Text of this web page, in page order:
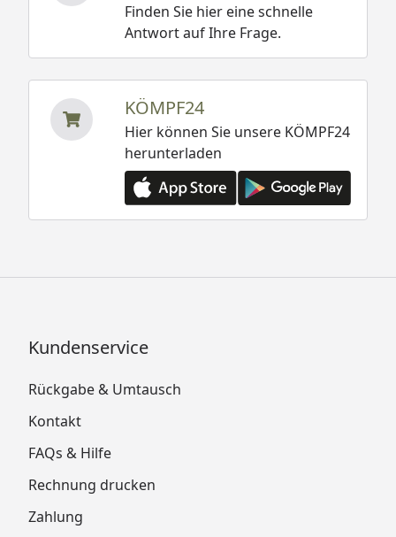
Finden Sie hier eine schnelle
Antwort auf Ihre Frage.
KÖMPF24
Hier können Sie unsere KÖMPF24
herunterladen
Kundenservice
Rückgabe & Umtausch
Kontakt
FAQs & Hilfe
Rechnung drucken
Zahlung